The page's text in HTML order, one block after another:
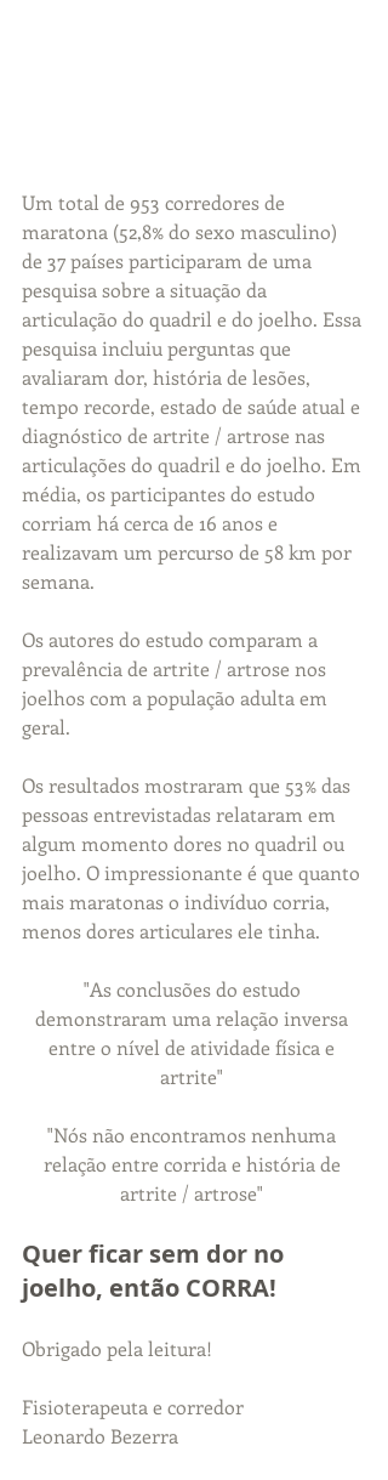
Um total de 953 corredores de
maratona (52,8% do sexo masculino)
de 37 países participaram de uma
pesquisa sobre a situação da
articulação do quadril e do joelho. Essa
pesquisa incluiu perguntas que
avaliaram dor, história de lesões,
tempo recorde, estado de saúde atual e
diagnóstico de artrite / artrose nas
articulações do quadril e do joelho. Em
média, os participantes do estudo
corriam há cerca de 16 anos e
realizavam um percurso de 58 km por
semana.
Os autores do estudo comparam a
prevalência de artrite / artrose nos
joelhos com a população adulta em
geral.
Os resultados mostraram que 53% das
pessoas entrevistadas relataram em
algum momento dores no quadril ou
joelho. O impressionante é que quanto
mais maratonas o indivíduo corria,
menos dores articulares ele tinha.
"As conclusões do estudo
demonstraram uma relação inversa
entre o nível de atividade física e
artrite"
"Nós não encontramos nenhuma
relação entre corrida e história de
artrite / artrose"
Quer ficar sem dor no
joelho, então CORRA!
Obrigado pela leitura!
Fisioterapeuta e corredor
Leonardo Bezerra